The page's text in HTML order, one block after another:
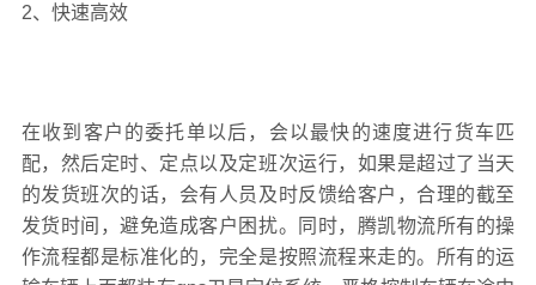
2、快速高效
在收到客户的委托单以后，会以最快的速度进行货车匹
配，然后定时、定点以及定班次运行，如果是超过了当天
的发货班次的话，会有人员及时反馈给客户，合理的截至
发货时间，避免造成客户困扰。同时，腾凯物流所有的操
作流程都是标准化的，完全是按照流程来走的。所有的运